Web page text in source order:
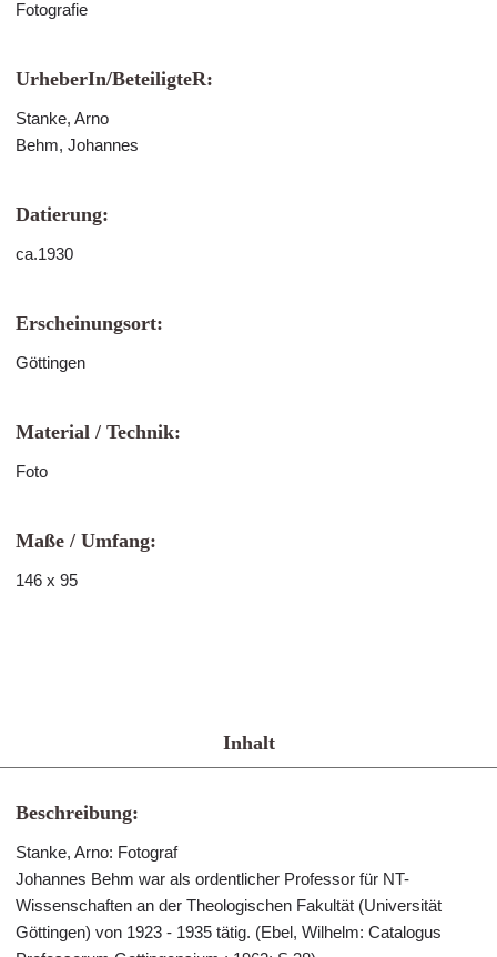
Fotografie
UrheberIn/BeteiligteR:
Stanke, Arno
Behm, Johannes
Datierung:
ca.1930
Erscheinungsort:
Göttingen
Material / Technik:
Foto
Maße / Umfang:
146 x 95
Inhalt
Beschreibung:
Stanke, Arno: Fotograf
Johannes Behm war als ordentlicher Professor für NT-
Wissenschaften an der Theologischen Fakultät (Universität
Göttingen) von 1923 - 1935 tätig. (Ebel, Wilhelm: Catalogus